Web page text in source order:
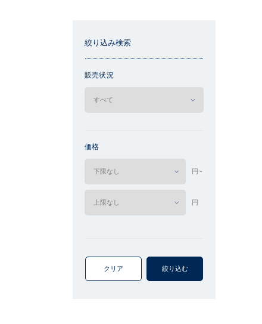
絞り込み検索
販売状況
価格
円~
円
クリア 絞り込む